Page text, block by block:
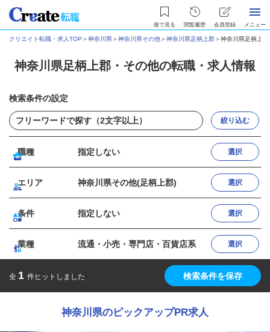
後で見る 閲覧履歴 会員登録 メニュー
クリエイト転職・求人TOP ＞神奈川県＞神奈川県その他＞神奈川県足柄上郡＞神奈川県足柄上
神奈川県足柄上郡・その他の転職・求人情報
検索条件の設定
絞り込む
職種 指定しない 選択
エリア 神奈川県その他(足柄上郡) 選択
条件 指定しない 選択
業種 流通・小売・専門店・百貨店系 選択
全 1 件ヒットしました 検索条件を保存
神奈川県のピックアップPR求人